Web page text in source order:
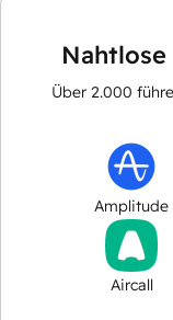
Über 2.000
Amplitude
Aircall